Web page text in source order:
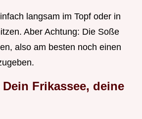
langsam im Topf oder in
Aber Achtung: Die Soße
also am besten noch einen
Frikassee, deine